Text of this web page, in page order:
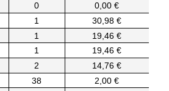
0
0,00 €
1
30,98 €
1
19,46 €
1
19,46 €
2
14,76 €
38
2,00 €